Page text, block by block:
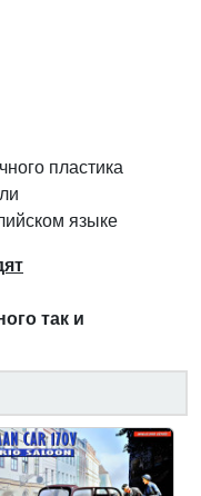
пластика
языке
так и